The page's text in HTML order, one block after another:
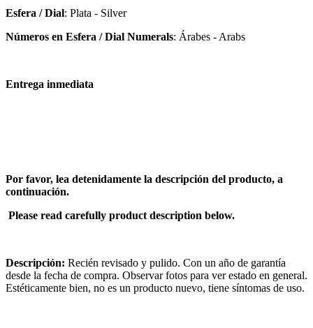
Esfera / Dial: Plata - Silver
Números en Esfera / Dial Numerals: Árabes - Arabs
Entrega inmediata
Por favor, lea detenidamente la descripción del producto, a
continuación.
Please read carefully product description below.
Descripción: Recién revisado y pulido. Con un año de garantía
desde la fecha de compra. Observar fotos para ver estado en general.
Estéticamente bien, no es un producto nuevo, tiene síntomas de uso.